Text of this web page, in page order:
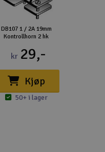
DB107 1 / 2A 19mm
Kontrollhorn 2 hk
kr 29,-
Kjøp
50+ i lager